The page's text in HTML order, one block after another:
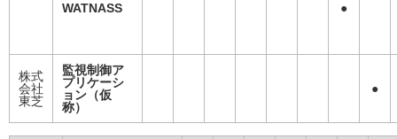
WATNASS ●
株式
会社
東芝
監視制御ア
プリケーシ
ョン（仮
称）
●